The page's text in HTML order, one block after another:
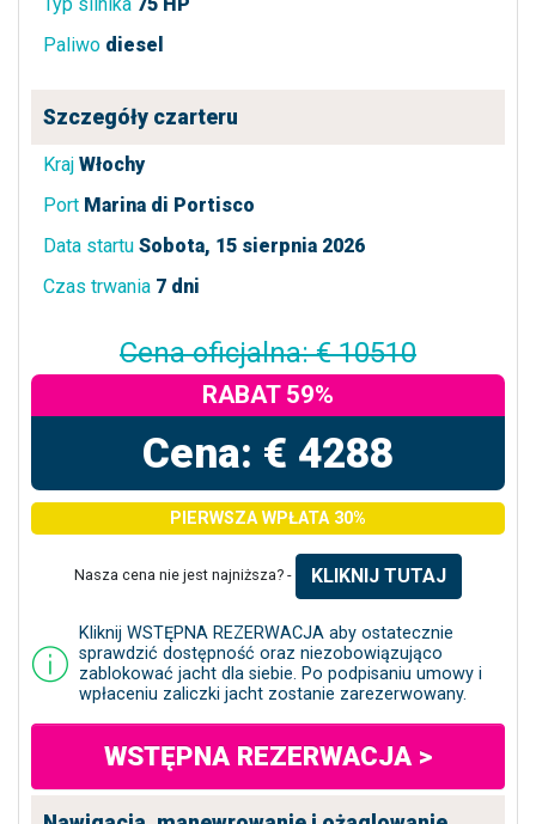
Paliwo diesel
Szczegóły czarteru
Kraj Włochy
Port Marina di Portisco
Data startu Sobota, 15 sierpnia 2026
Czas trwania 7 dni
Cena oficjalna: € 10510
RABAT 59%
Cena: € 4288
PIERWSZA WPŁATA 30%
Nasza cena nie jest najniższa? - KLIKNIJ TUTAJ
Kliknij WSTĘPNA REZERWACJA aby ostatecznie
sprawdzić dostępność oraz niezobowiązująco
zablokować jacht dla siebie. Po podpisaniu umowy i
wpłaceniu zaliczki jacht zostanie zarezerwowany.
WSTĘPNA REZERWACJA >